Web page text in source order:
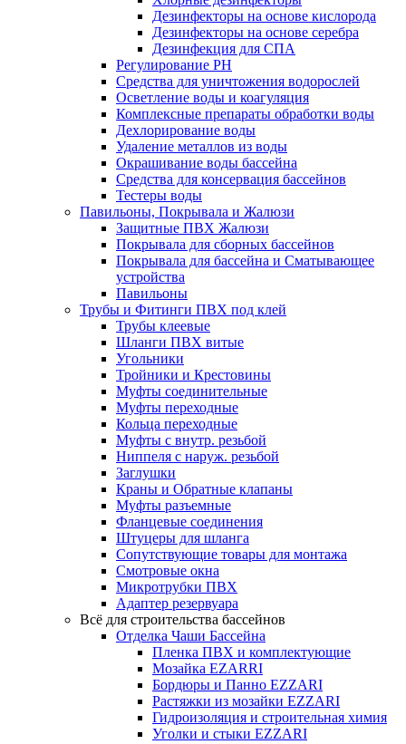
Дезинфекторы на основе кислорода
Дезинфекторы на основе серебра
Дезинфекция для СПА
Регулирование РН
Средства для уничтожения водорослей
Осветление воды и коагуляция
Комплексные препараты обработки воды
Дехлорирование воды
Удаление металлов из воды
Окрашивание воды бассейна
Средства для консервация бассейнов
Тестеры воды
Павильоны, Покрывала и Жалюзи
Защитные ПВХ Жалюзи
Покрывала для сборных бассейнов
Покрывала для бассейна и Сматывающее
устройства
Павильоны
Трубы и Фитинги ПВХ под клей
Трубы клеевые
Шланги ПВХ витые
Угольники
Тройники и Крестовины
Муфты соединительные
Муфты переходные
Кольца переходные
Муфты с внутр. резьбой
Ниппеля с наруж. резьбой
Заглушки
Краны и Обратные клапаны
Муфты разъемные
Фланцевые соединения
Штуцеры для шланга
Сопутствующие товары для монтажа
Смотровые окна
Микротрубки ПВХ
Адаптер резервуара
Всё для строительства бассейнов
Отделка Чаши Бассейна
Пленка ПВХ и комплектующие
Мозайка EZARRI
Бордюры и Панно EZZARI
Растяжки из мозайки EZZARI
Гидроизоляция и строительная химия
Уголки и стыки EZZARI